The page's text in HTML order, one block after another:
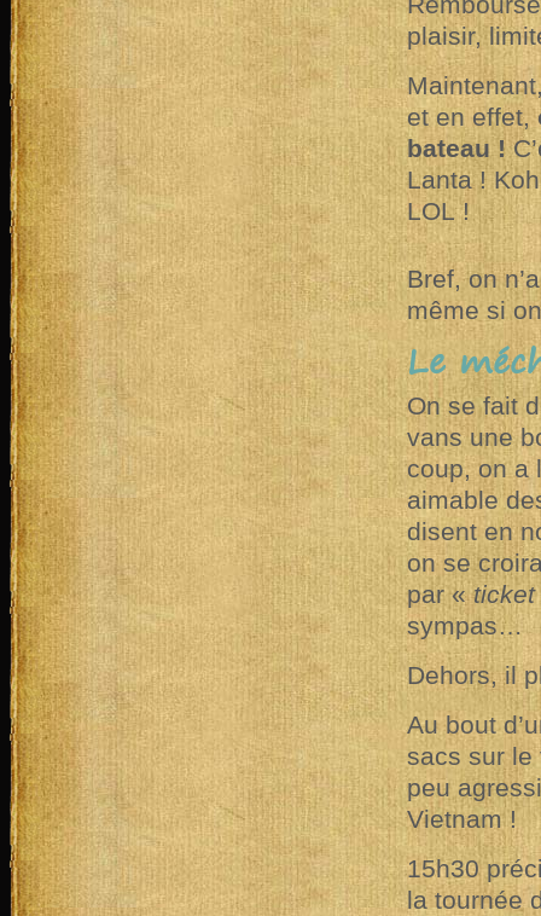
plaisir,
et en effet,
bateau !
Lanta !
LOL !
Bref, on
même si
Le
On se fait
vans une
coup, on a
aimable
disent en
on se
par «ticket
sympas…
Dehors, il
Au bout
sacs sur le
peu
Vietnam !
15h30
la tournée